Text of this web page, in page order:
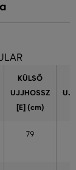
KÜLSŐ
UJJHOSSZ
[E] (cm)
79